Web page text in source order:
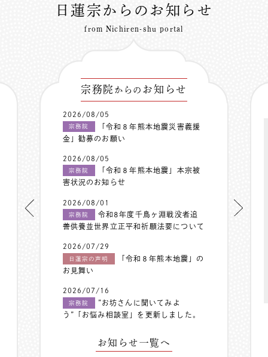
日蓮宗からのお知らせ
from Nichiren-shu portal
宗務院 からの お知らせ
2026/08/05
宗務院
「令和８年熊本地震災害義援
金」勧募のお願い
2026/08/05
宗務院
「令和８年熊本地震」本宗被
害状況のお知らせ
2026/08/01
宗務院
令和8年度千鳥ヶ淵戦没者追
善供養並世界立正平和祈願法要について
2026/07/29
日蓮宗の声明
「令和８年熊本地震」の
お見舞い
2026/07/16
宗務院
”お坊さんに聞いてみよ
う”「お悩み相談室」を更新しました。
お知らせ一覧へ